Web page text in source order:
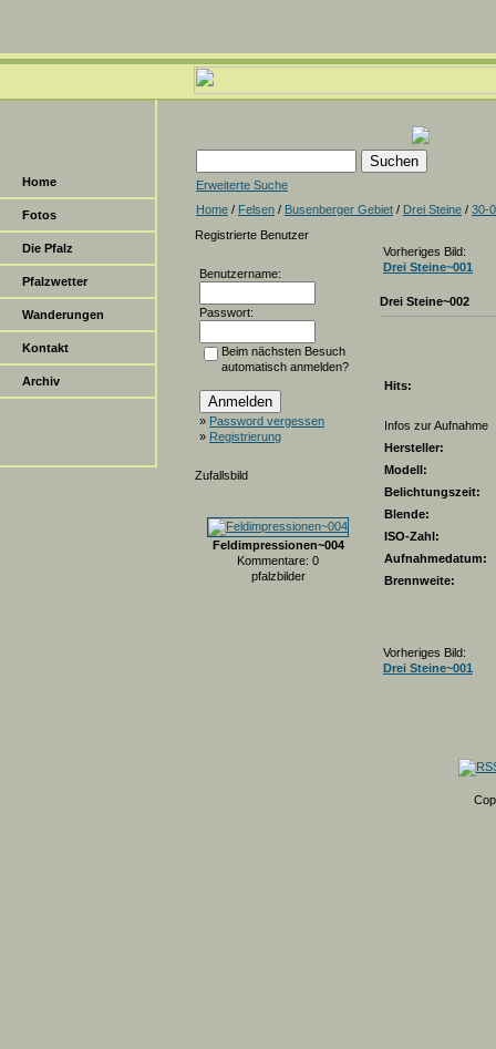
Home
Fotos
Die Pfalz
Pfalzwetter
Wanderungen
Kontakt
Archiv
Erweiterte Suche
Home / Felsen / Busenberger Gebiet / Drei Steine / 30-
Registrierte Benutzer
Benutzername:
Passwort:
Beim nächsten Besuch
automatisch anmelden?
» Password vergessen
» Registrierung
Zufallsbild
Feldimpressionen~004
Kommentare: 0
pfalzbilder
Vorheriges Bild:
Drei Steine~001
Drei Steine~002
Hits:
Infos zur Aufnahme
Hersteller:
Modell:
Belichtungszeit:
Blende:
ISO-Zahl:
Aufnahmedatum:
Brennweite:
Vorheriges Bild:
Drei Steine~001